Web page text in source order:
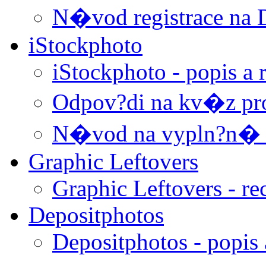
N�vod registrace na
iStockphoto
iStockphoto - popis a
Odpov?di na kv�z
N�vod na vypln?n�
Graphic Leftovers
Graphic Leftovers -
Depositphotos
Depositphotos - popis